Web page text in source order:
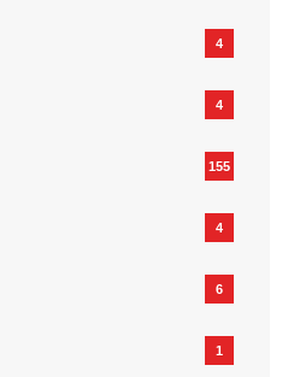
4
4
155
4
6
1